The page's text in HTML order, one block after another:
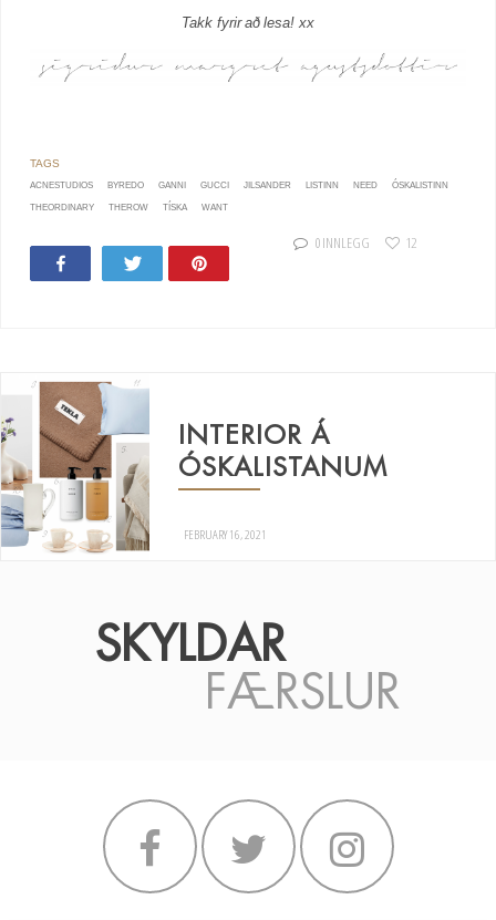
Takk fyrir að lesa! xx
ACNESTUDIOS BYREDO GANNI GUCCI JILSANDER LISTINN NEED ÓSKALISTINN
THEORDINARY THEROW TÍSKA WANT
Tweet
0 INNLEGG 12
INTERIOR Á
ÓSKALISTANUM
FEBRUARY 16, 2021
SKYLDAR
FÆRSLUR